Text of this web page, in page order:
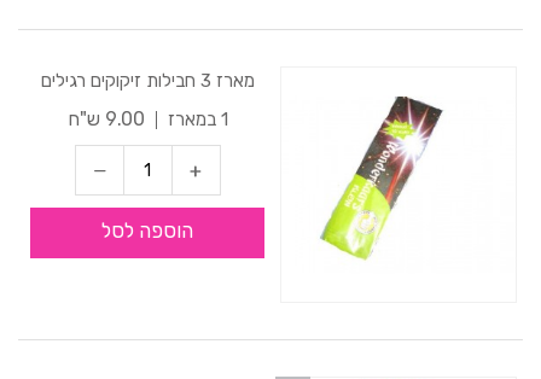
מארז 3 חבילות זיקוקים רגילים
1 במארז
9.00 ש"ח
הוספה לסל